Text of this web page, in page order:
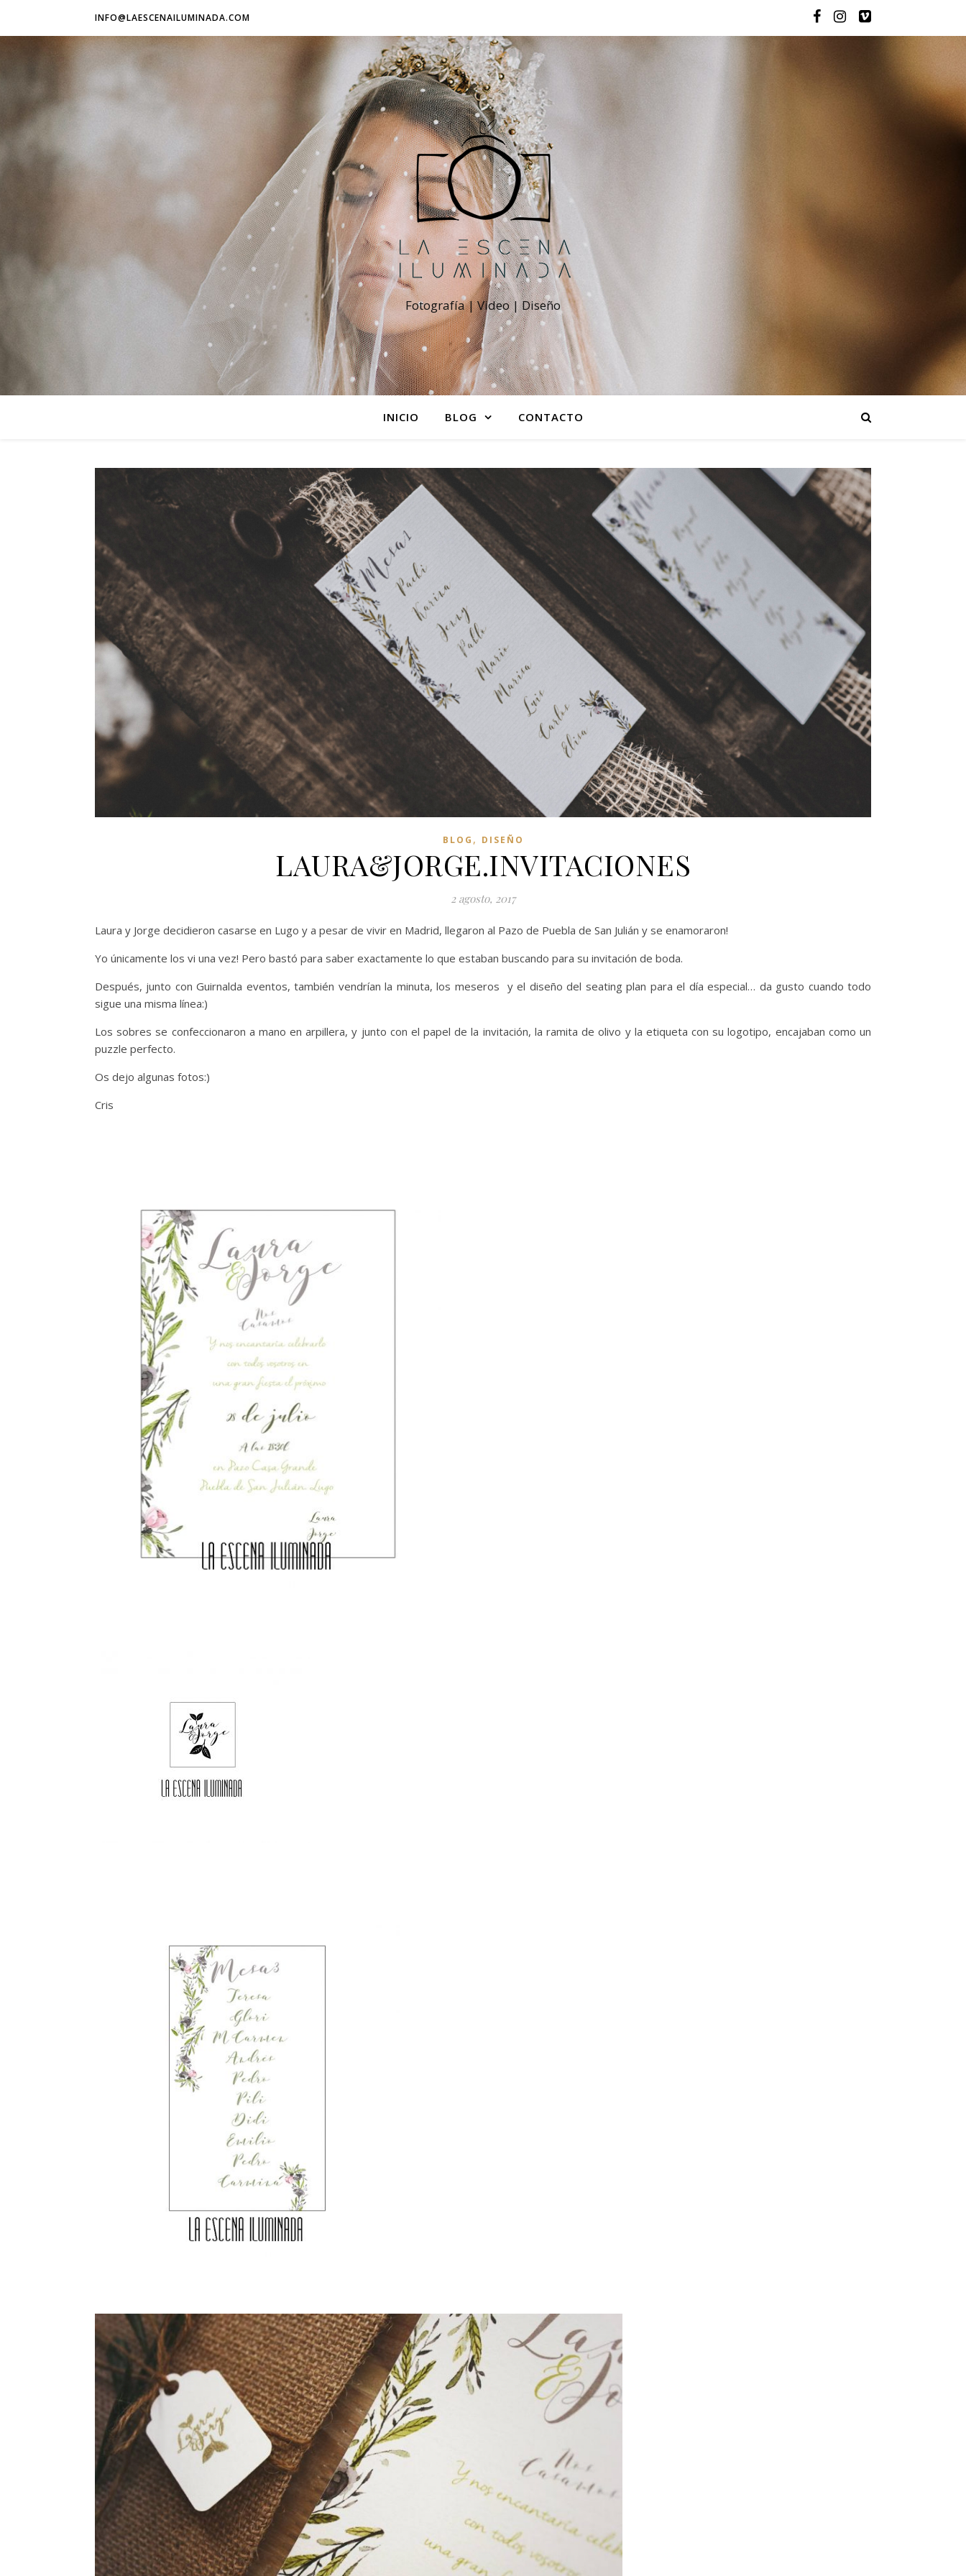
INFO@LAESCENAILUMINADA.COM
Fotografía | Video | Diseño
INICIO BLOG CONTACTO
BLOG , DISEÑO
LAURA&JORGE.INVITACIONES
2 agosto, 2017
Laura y Jorge decidieron casarse en Lugo y a pesar de vivir en Madrid, llegaron al Pazo de Puebla de San Julián y se enamoraron!
Yo únicamente los vi una vez! Pero bastó para saber exactamente lo que estaban buscando para su invitación de boda.
Después, junto con Guirnalda eventos, también vendrían la minuta, los meseros y el diseño del seating plan para el día especial… da gusto cuando todo
sigue una misma línea:)
Los sobres se confeccionaron a mano en arpillera, y junto con el papel de la invitación, la ramita de olivo y la etiqueta con su logotipo, encajaban como un
puzzle perfecto.
Os dejo algunas fotos:)
Cris